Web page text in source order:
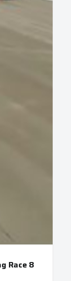
Race 8